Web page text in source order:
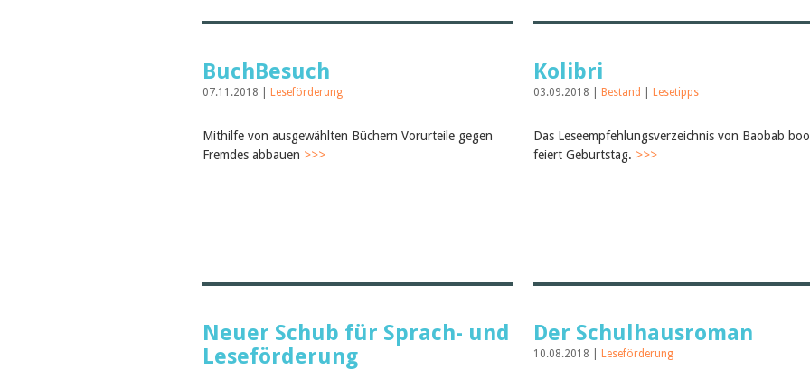
BuchBesuch
07.11.2018 | Leseförderung
Mithilfe von ausgewählten Büchern Vorurteile gegen
Fremdes abbauen >>>
Kolibri
03.09.2018 | Bestand Lesetipps
Das Leseempfehlungsverzeichnis von Baobab
feiert Geburtstag. >>>
Neuer Schub für Sprach- und
Leseförderung
Der Schulhausroman
10.08.2018 | Leseförderung